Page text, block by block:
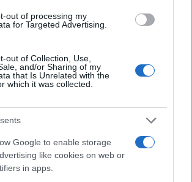
out of processing my
for Targeted Advertising.
out of Collection, Use,
and/or Sharing of my
that Is Unrelated with the
which it was collected.
Google to enable storage
like cookies on web or
in apps.
színházi csemege."Urbán Balázs, Criticai
in the Stream-ről
Donald Hutera, The Times